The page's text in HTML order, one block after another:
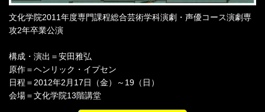
文化学院2011年度専門課程総合芸術学科演劇・声優コース演劇専
攻2年卒業公演
構成・演出＝安田雅弘
原作＝ヘンリック・イプセン
日程＝2012年2月17日（金）～19（日）
会場＝文化学院13階講堂